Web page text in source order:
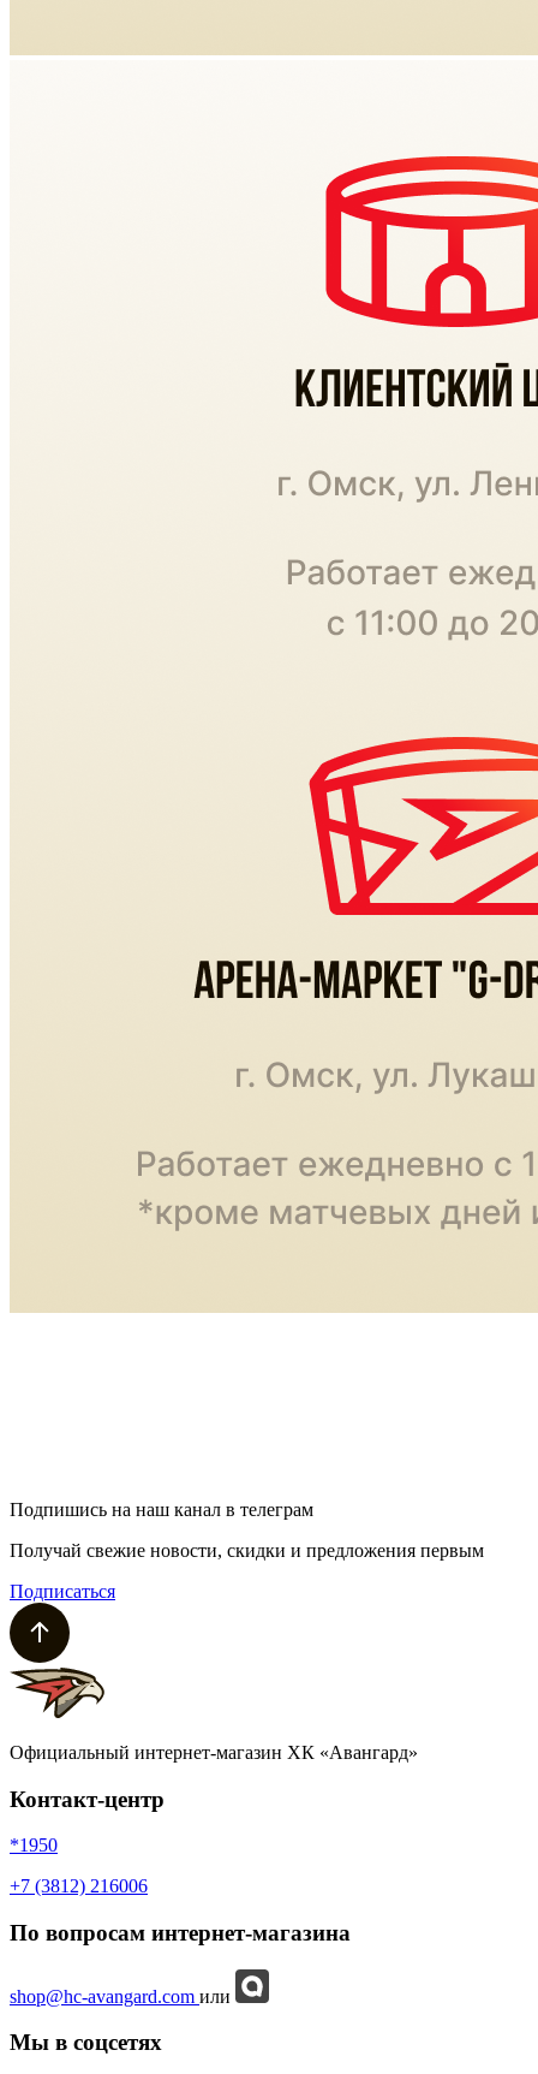
Подпишись на наш канал в телеграм
Получай свежие новости, скидки и предложения первым
Подписаться
Официальный интернет-магазин ХК «Авангард»
Контакт-центр
*1950
+7 (3812) 216006
По вопросам интернет-магазина
shop@hc-avangard.com или
Мы в соцсетях